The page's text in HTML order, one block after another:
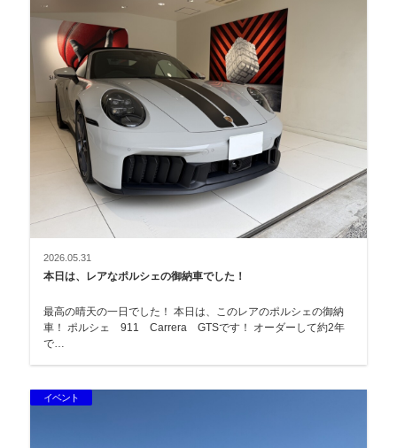
2026.05.31
本日は、レアなポルシェの御納車でした！
最高の晴天の一日でした！ 本日は、このレアのポルシェの御納
車！ ポルシェ 911 Carrera GTSです！ オーダーして約2年
で…
イベント